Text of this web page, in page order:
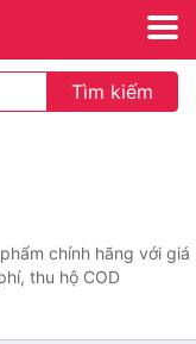
Tìm kiếm
chính hãng với giá
thu hộ COD